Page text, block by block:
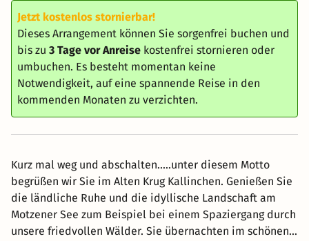
Jetzt kostenlos stornierbar!
Dieses Arrangement können Sie sorgenfrei buchen und
bis zu 3 Tage vor Anreise kostenfrei stornieren oder
umbuchen. Es besteht momentan keine
Notwendigkeit, auf eine spannende Reise in den
kommenden Monaten zu verzichten.
Kurz mal weg und abschalten.....unter diesem Motto
begrüßen wir Sie im Alten Krug Kallinchen. Genießen Sie
die ländliche Ruhe und die idyllische Landschaft am
Motzener See zum Beispiel bei einem Spaziergang durch
unsere friedvollen Wälder. Sie übernachten im schönen